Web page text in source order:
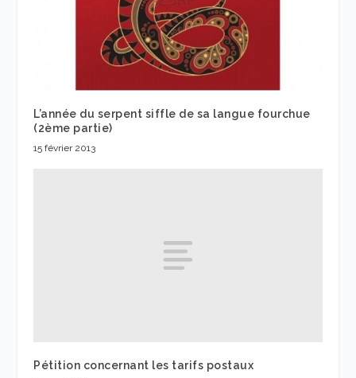
L’année du serpent siffle de sa langue fourchue
(2ème partie)
15 février 2013
Pétition concernant les tarifs postaux